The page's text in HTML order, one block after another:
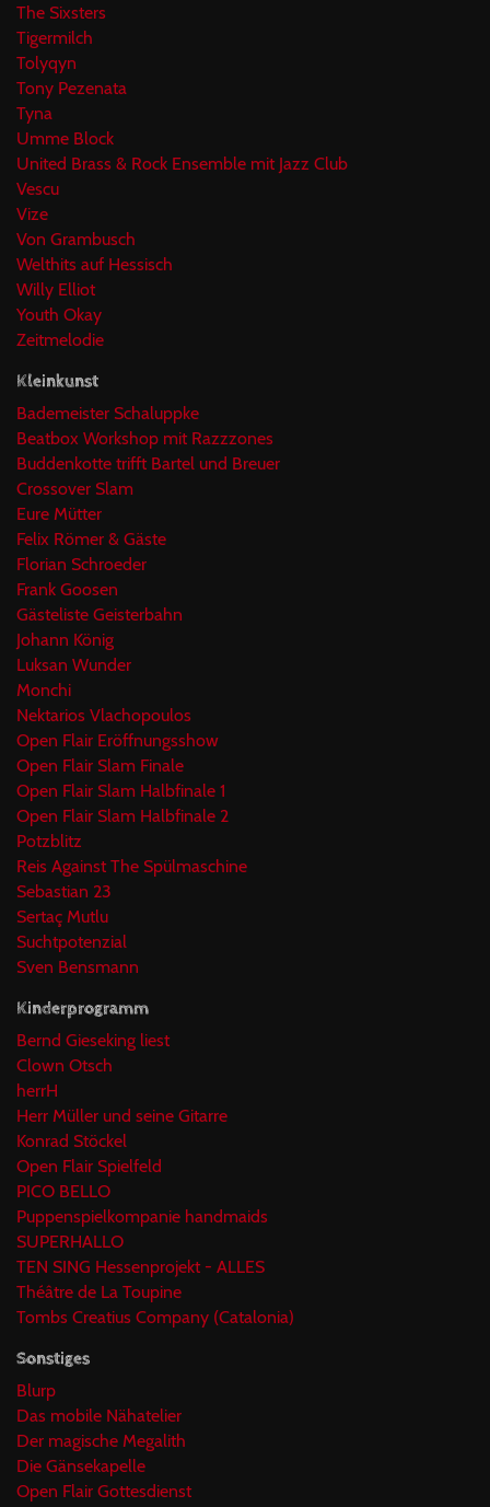
The Sixsters
Tigermilch
Tolyqyn
Tony Pezenata
Tyna
Umme Block
United Brass & Rock Ensemble mit Jazz Club
Vescu
Vize
Von Grambusch
Welthits auf Hessisch
Willy Elliot
Youth Okay
Zeitmelodie
Kleinkunst
Bademeister Schaluppke
Beatbox Workshop mit Razzzones
Buddenkotte trifft Bartel und Breuer
Crossover Slam
Eure Mütter
Felix Römer & Gäste
Florian Schroeder
Frank Goosen
Gästeliste Geisterbahn
Johann König
Luksan Wunder
Monchi
Nektarios Vlachopoulos
Open Flair Eröffnungsshow
Open Flair Slam Finale
Open Flair Slam Halbfinale 1
Open Flair Slam Halbfinale 2
Potzblitz
Reis Against The Spülmaschine
Sebastian 23
Sertaç Mutlu
Suchtpotenzial
Sven Bensmann
Kinderprogramm
Bernd Gieseking liest
Clown Otsch
herrH
Herr Müller und seine Gitarre
Konrad Stöckel
Open Flair Spielfeld
PICO BELLO
Puppenspielkompanie handmaids
SUPERHALLO
TEN SING Hessenprojekt - ALLES
Théâtre de La Toupine
Tombs Creatius Company (Catalonia)
Sonstiges
Blurp
Das mobile Nähatelier
Der magische Megalith
Die Gänsekapelle
Open Flair Gottesdienst